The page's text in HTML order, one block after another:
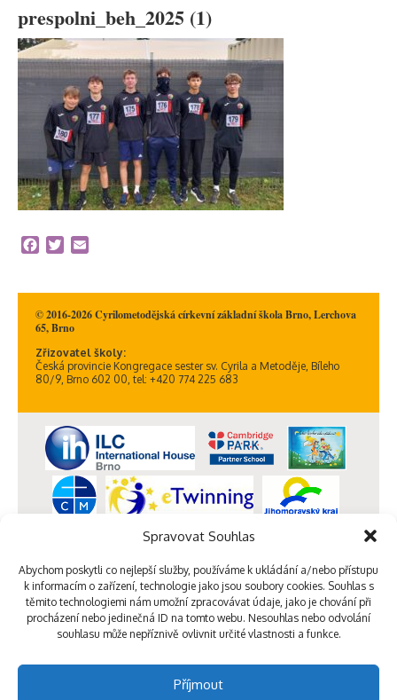
Spravovat Souhlas
Abychom poskytli co nejlepší služby, používáme k ukládání a/nebo přístupu
k informacím o zařízení, technologie jako jsou soubory cookies. Souhlas s
těmito technologiemi nám umožní zpracovávat údaje, jako je chování při
procházení nebo jedinečná ID na tomto webu. Nesouhlas nebo odvolání
souhlasu může nepříznivě ovlivnit určité vlastnosti a funkce.
Příjmout
prespolni_beh_2025 (1)
Facebook
Twitter
© 2016-2026 Cyrilometodějská církevní základní škola Brno, Lerchova
65, Brno
Zřizovatel školy:
Česká provincie Kongregace sester sv. Cyrila a Metoděje, Bíleho
80/9, Brno 602 00, tel: +420 774 225 683